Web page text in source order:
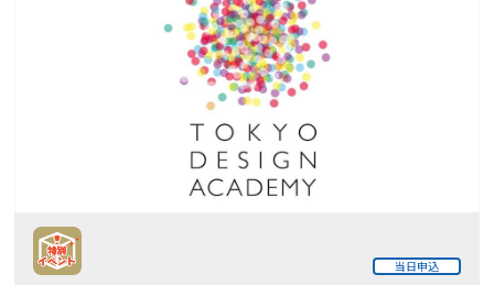
当日申込